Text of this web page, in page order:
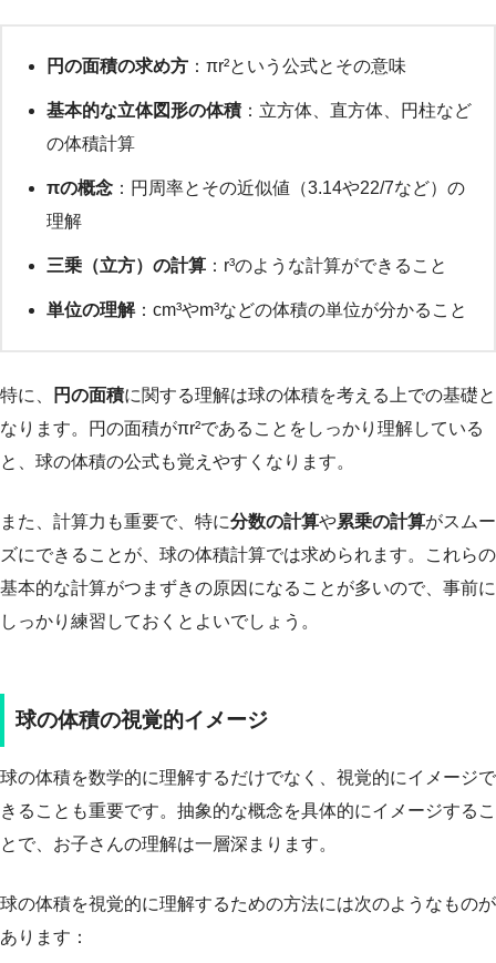
円の面積の求め方 ：πr²という公式とその意味
基本的な立体図形の体積 ：立方体、直方体、円柱など
の体積計算
πの概念 ：円周率とその近似値（3.14や22/7など）の
理解
三乗（立方）の計算 ：r³のような計算ができること
単位の理解：cm³やm³などの体積の単位が分かること
特に、 円の面積に関する理解は球の体積を考える上での基礎と
なります。円の面積がπr²であることをしっかり理解している
と、球の体積の公式も覚えやすくなります。
また、計算力も重要で、特に分数の計算や累乗の計算がスムー
ズにできることが、球の体積計算では求められます。これらの
基本的な計算がつまずきの原因になることが多いので、事前に
しっかり練習しておくとよいでしょう。
球の体積の視覚的イメージ
球の体積を数学的に理解するだけでなく、視覚的にイメージで
きることも重要です。抽象的な概念を具体的にイメージするこ
とで、お子さんの理解は一層深まります。
球の体積を視覚的に理解するための方法には次のようなものが
あります：